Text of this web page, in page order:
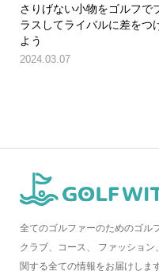
さりげない小物をゴルフで
ラスしてライバルに差をつ
よう
2024.03.07
全てのゴルファーのためのゴル
クラブ、コース、 ファッショ
関する全ての情報をお届けしま